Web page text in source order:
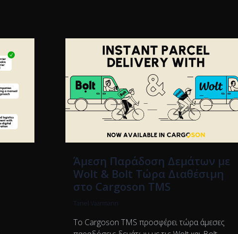
Άμεση Παράδοση Δεμάτων με
Wolt & Bolt Τώρα Διαθέσιμη
στο Cargoson TMS
Tanel Vaarmann
Το Cargoson TMS προσφέρει τώρα άμεσες